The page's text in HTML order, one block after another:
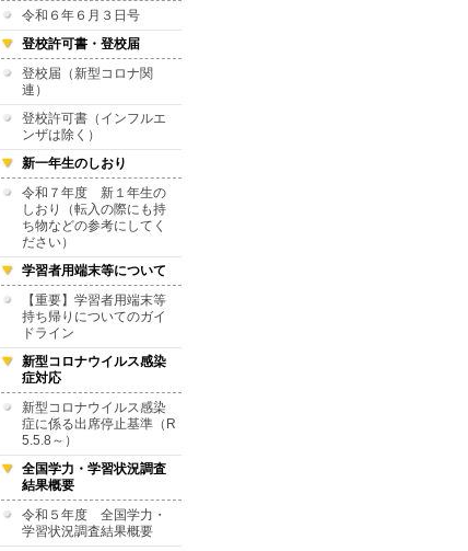
令和６年６月３日号
登校許可書・登校届
登校届（新型コロナ関
連）
登校許可書（インフルエ
ンザは除く）
新一年生のしおり
令和７年度 新１年生の
しおり（転入の際にも持
ち物などの参考にしてく
ださい）
学習者用端末等について
【重要】学習者用端末等
持ち帰りについてのガイ
ドライン
新型コロナウイルス感染
症対応
新型コロナウイルス感染
症に係る出席停止基準（R
5.5.8～）
全国学力・学習状況調査
結果概要
令和５年度 全国学力・
学習状況調査結果概要